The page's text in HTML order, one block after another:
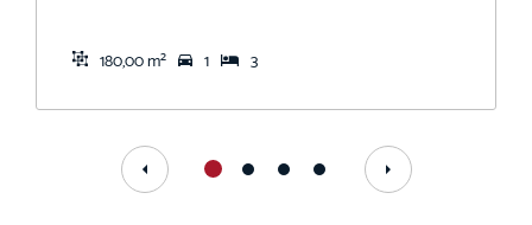
180,00 m² 1 3